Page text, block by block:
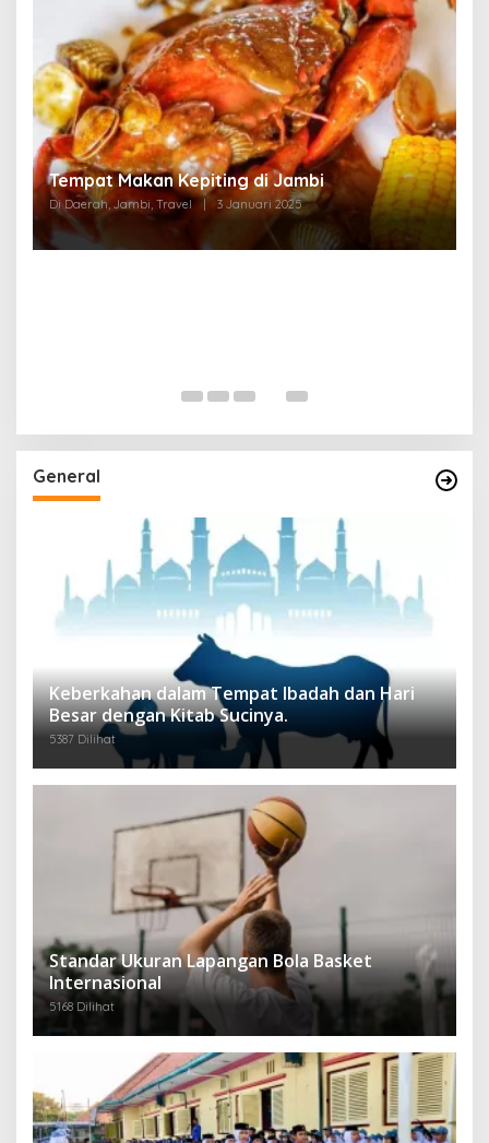
Tempat Makan di Thehok Jambi
Di Daerah, Jambi, Travel 3 Januari 2025
General
Keberkahan dalam Tempat Ibadah dan Hari
Besar dengan Kitab Sucinya.
5387 Dilihat
Standar Ukuran Lapangan Bola Basket
Internasional
5168 Dilihat